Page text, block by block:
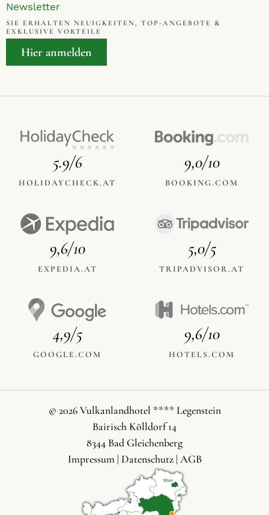
Newsletter
SIE ERHALTEN NEUIGKEITEN, TOP-ANGEBOTE &
EXKLUSIVE VORTEILE
Hier anmelden
5.9/6
HOLIDAYCHECK.AT
9,0/10
BOOKING.COM
9,6/10
EXPEDIA.AT
5,0/5
TRIPADVISOR.AT
4,9/5
GOOGLE.COM
9,6/10
HOTELS.COM
© 2026 Vulkanlandhotel **** Legenstein
Bairisch Kölldorf 14
8344 Bad Gleichenberg
Impressum| Datenschutz| AGB